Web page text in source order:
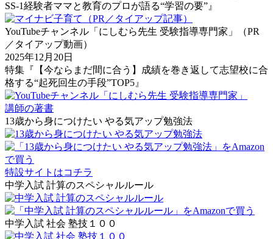
SS-1経験者ママと教育のプロが語る“学習の要”』
YouTubeチャンネル「にしむら先生 受験指導専門家」（PR
／タイアップ動画）
2025年12月20日
特集『【今ならまだ間に合う】成績を巻き返して志望校に合
格する“起死回生の手段”TOP5』
講師の著書
13歳から身につけたい やる気アップ勉強法
特設サイトはコチラ
中学入試 計算のスペシャルルール
中学入試 社会 塾技１００